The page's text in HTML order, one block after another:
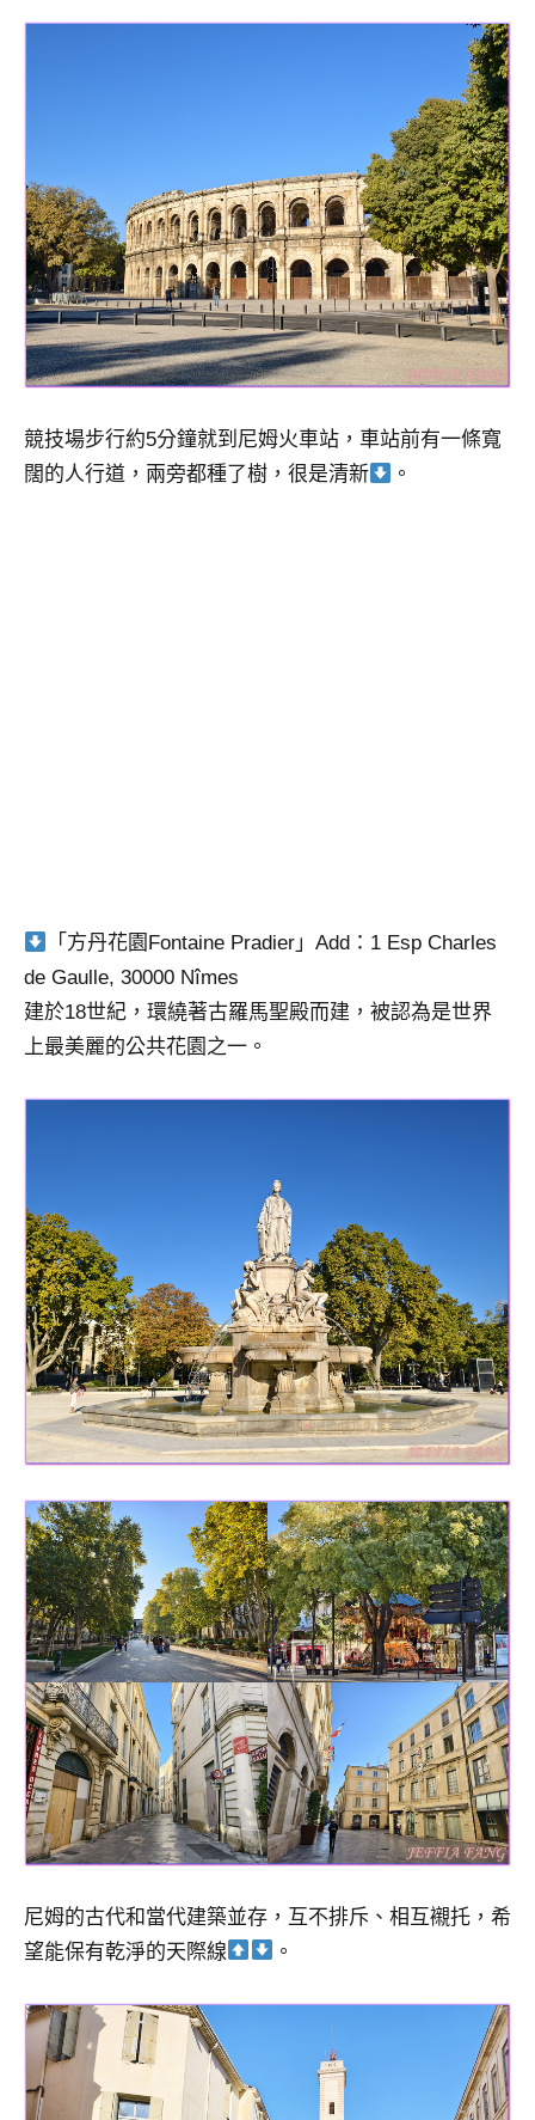
競技場步行約5分鐘就到尼姆火車站，車站前有一條寬
闊的人行道，兩旁都種了樹，很是清新
。
「方丹花園Fontaine Pradier」Add：1 Esp Charles
de Gaulle, 30000 Nîmes
建於18世紀，環繞著古羅馬聖殿而建，被認為是世界
上最美麗的公共花園之一。
尼姆的古代和當代建築並存，互不排斥、相互襯托，希
望能保有乾淨的天際線
。